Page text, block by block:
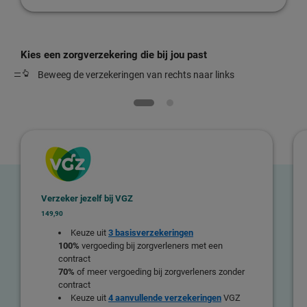
Kies een zorgverzekering die bij jou past
Beweeg de verzekeringen van rechts naar links
Verzeker jezelf bij VGZ
149,90
Keuze uit 3 basisverzekeringen
100% vergoeding bij zorgverleners met een
contract
70% of meer vergoeding bij zorgverleners zonder
contract
Keuze uit 4 aanvullende verzekeringen VGZ